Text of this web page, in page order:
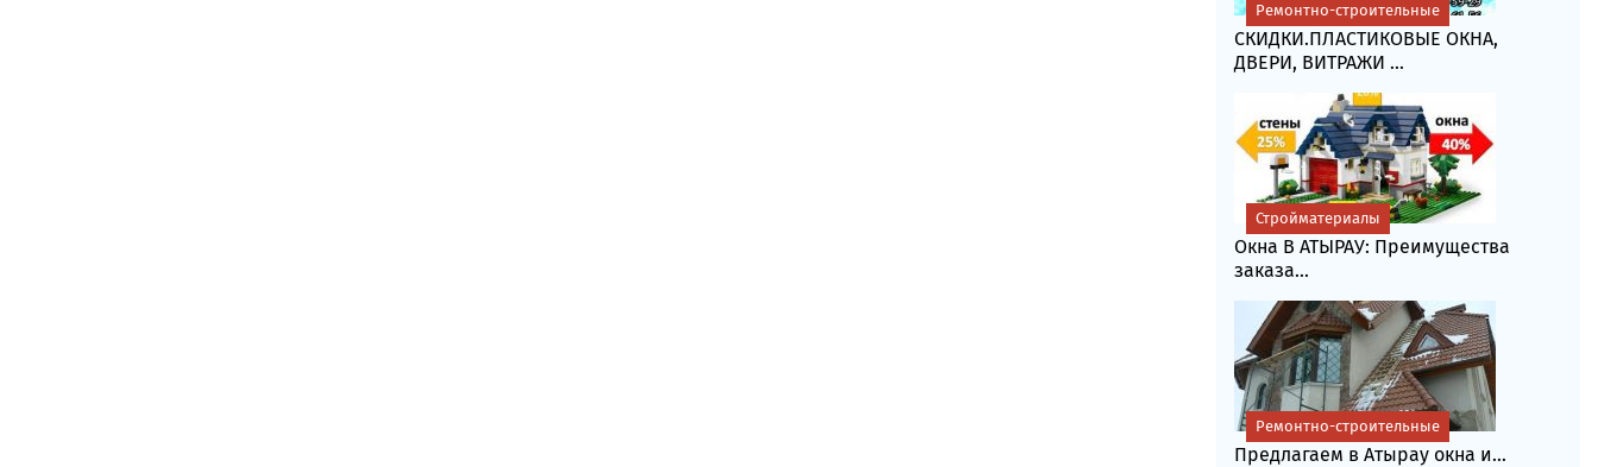
СКИДКИ.ПЛАСТИКОВЫЕ ОКНА,
ДВЕРИ, ВИТРАЖИ ...
Ремонтно-строительные
Окна В АТЫРАУ: Преимущества
заказа...
Стройматериалы
Предлагаем в Атырау окна и...
Ремонтно-строительные